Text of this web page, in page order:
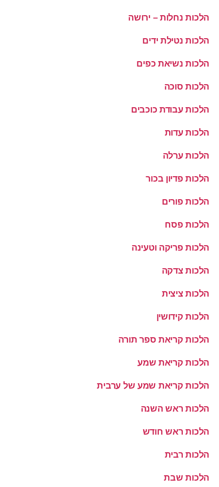
הלכות נחלות – ירושה
הלכות נטילת ידים
הלכות נשיאת כפים
הלכות סוכה
הלכות עבודת כוכבים
הלכות עדות
הלכות ערלה
הלכות פדיון בכור
הלכות פורים
הלכות פסח
הלכות פריקה וטעינה
הלכות צדקה
הלכות ציצית
הלכות קידושין
הלכות קריאת ספר תורה
הלכות קריאת שמע
הלכות קריאת שמע של ערבית
הלכות ראש השנה
הלכות ראש חודש
הלכות רבית
הלכות שבת